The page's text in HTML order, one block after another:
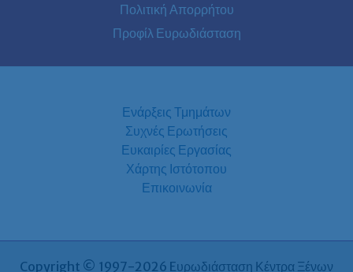
Πολιτική Απορρήτου
Προφίλ Ευρωδιάσταση
Ενάρξεις Τμημάτων
Συχνές Ερωτήσεις
Ευκαιρίες Εργασίας
Χάρτης Ιστότοπου
Επικοινωνία
Copyright © 1997-2026 Eυρωδιάσταση Κέντρα Ξένων